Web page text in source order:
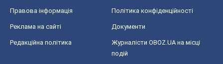
Правова інформація Політика конфіденційності
Реклама на сайті Документи
Редакційна політика
Журналісти OBOZ.UA на місці
подій